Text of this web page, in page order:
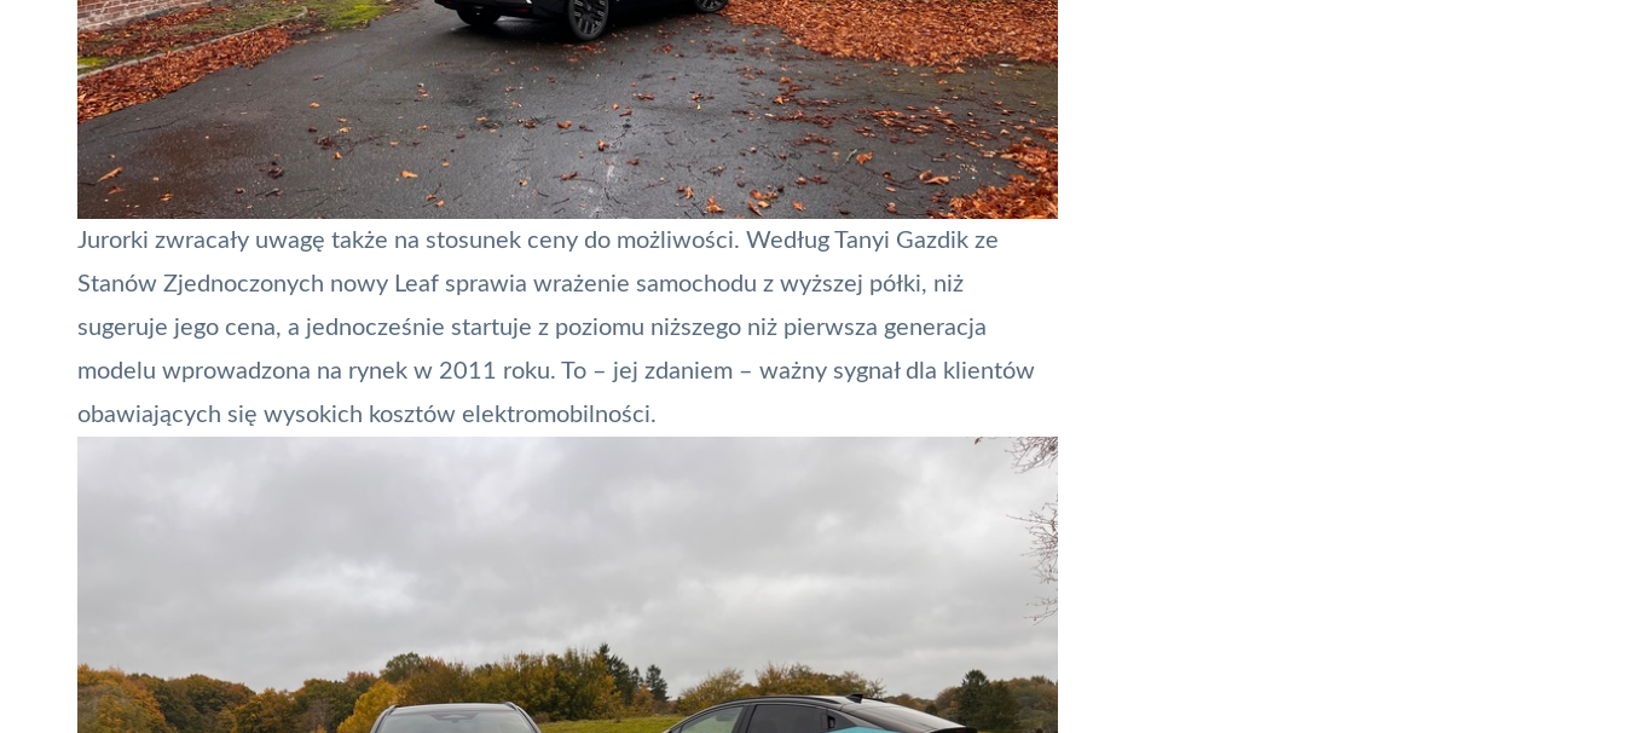
Jurorki zwracały uwagę także na stosunek ceny do możliwości. Według Tanyi Gazdik ze
Stanów Zjednoczonych nowy Leaf sprawia wrażenie samochodu z wyższej półki, niż
sugeruje jego cena, a jednocześnie startuje z poziomu niższego niż pierwsza generacja
modelu wprowadzona na rynek w 2011 roku. To – jej zdaniem – ważny sygnał dla klientów
obawiających się wysokich kosztów elektromobilności.